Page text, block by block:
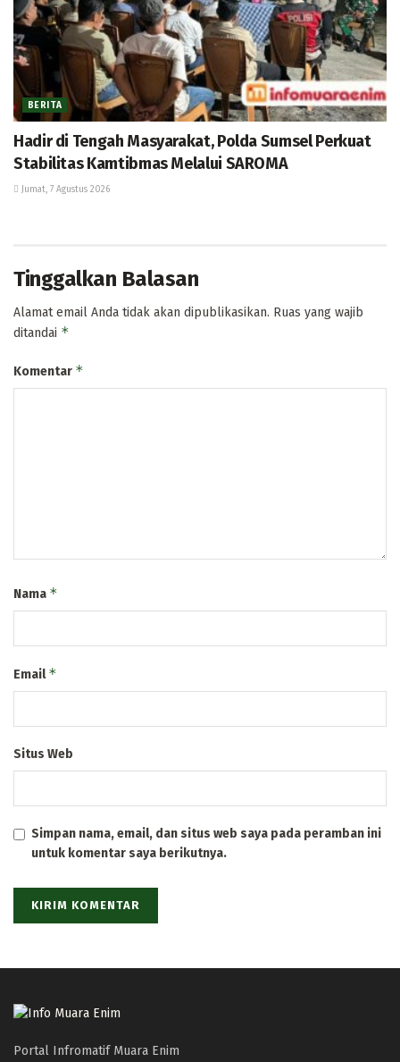
BERITA
Hadir di Tengah Masyarakat, Polda Sumsel Perkuat
Stabilitas Kamtibmas Melalui SAROMA
Jumat, 7 Agustus 2026
Tinggalkan Balasan
Alamat email Anda tidak akan dipublikasikan. Ruas yang wajib
ditandai *
Komentar *
Nama *
Email*
Situs Web
Simpan nama, email, dan situs web saya pada peramban ini
untuk komentar saya berikutnya.
Portal Infromatif Muara Enim